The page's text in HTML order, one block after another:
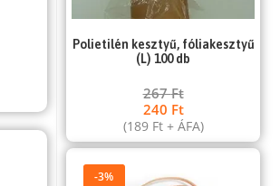
Polietilén kesztyű, fóliakesztyű
(L) 100 db
267Ft
240 Ft
(189 Ft+ ÁFA)
-3%